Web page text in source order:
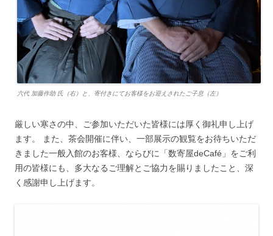
六代 加藤作助 氏（右）と、寄付きにてお客様をお迎えされたご子息（左）
厳しい寒さの中、ご参加いただいた皆様には厚く御礼申し上げ
ます。 また、茶会開催に伴い、一部展示の観覧をお待ちいただ
きました一般入館のお客様、ならびに「数寄屋deCafé」をご利
用の皆様にも、多大なるご理解とご協力を賜りましたこと、深
く感謝申し上げます。